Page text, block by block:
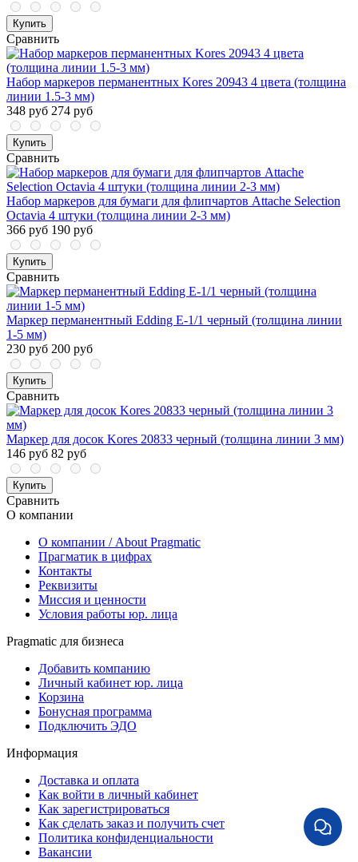
Купить
Сравнить
Набор маркеров перманентных Kores 20943 4 цвета (толщина
линии 1.5-3 мм)
348 руб 274 руб
Купить
Сравнить
Набор маркеров для бумаги для флипчартов Attache Selection
Octavia 4 штуки (толщина линии 2-3 мм)
366 руб 190 руб
Купить
Сравнить
Маркер перманентный Edding E-1/1 черный (толщина линии
1-5 мм)
230 руб 200 руб
Купить
Сравнить
Маркер для досок Kores 20833 черный (толщина линии 3 мм)
146 руб 82 руб
Купить
Сравнить
О компании
О компании / About Pragmatic
Прагматик в цифрах
Контакты
Реквизиты
Миссия и ценности
Условия работы юр. лица
Pragmatic для бизнеса
Добавить компанию
Личный кабинет юр. лица
Корзина
Бонусная программа
Подключить ЭДО
Информация
Доставка и оплата
Как войти в личный кабинет
Как зарегистрироваться
Как сделать заказ и получить счет
Политика конфиденциальности
Вакансии